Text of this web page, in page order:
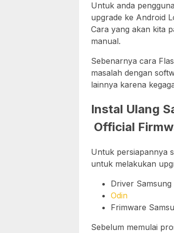
Untuk anda
upgrade ke Android
Cara yang akan kita
manual.
Sebenarnya cara
masalah dengan
lainnya karena
Instal Ulang
Official
Untuk persiapannya
untuk melakukan
Driver Samsung
Odin
Frimware
Sebelum memulai